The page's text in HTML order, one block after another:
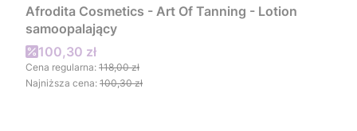
Afrodita Cosmetics - Art Of Tanning - Lotion
samoopalający
Cena promocyjna
100,30 zł
Cena regularna: 118,00 zł
Najniższa cena: 100,30 zł